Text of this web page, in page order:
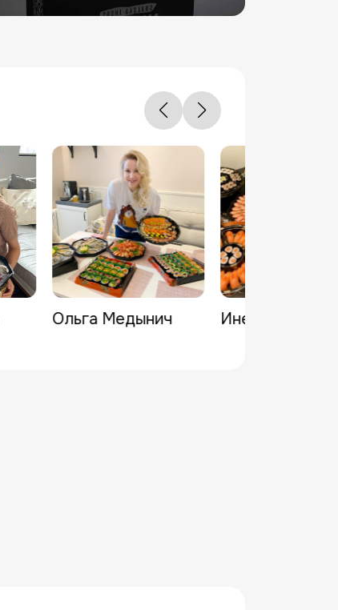
Ольга Медынич Инесса